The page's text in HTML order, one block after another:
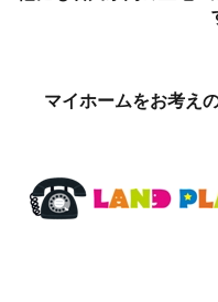
マイホームをお考え